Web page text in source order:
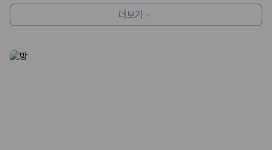
더보기